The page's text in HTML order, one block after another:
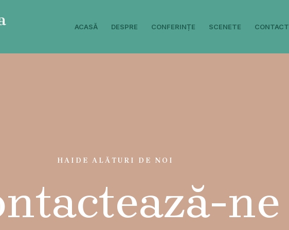
ACASĂ DESPRE CONFERINȚE SCENETE CONTACT
HAIDE ALĂTURI DE NOI
ne